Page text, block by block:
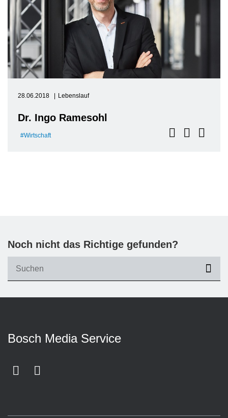
28.06.2018 Lebenslauf
Dr. Ingo Ramesohl
Wirtschaft
Noch nicht das Richtige gefunden?
Bosch Media Service